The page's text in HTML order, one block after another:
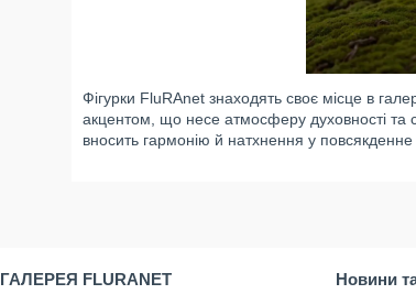
Фігурки FluRAnet знаходять своє місце в
акцентом, що несе атмосферу духовності та
вносить гармонію й натхнення у повсякденне
ГАЛЕРЕЯ FLURANET Новини та